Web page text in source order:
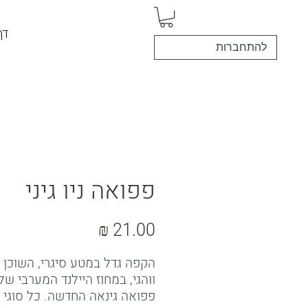
להתחברות
פפואה ניו גיני
הקפה גדל במטע סיגרי,
ווהגי, במחוז היילנד המערבי
פפואה גינאה החדשה. כל